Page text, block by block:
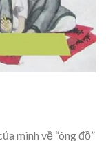
mình về “ông đồ”